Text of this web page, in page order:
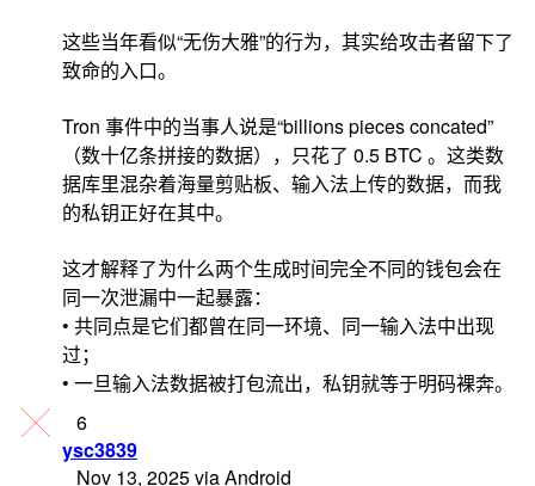
这些当年看似“无伤大雅”的行为，其实给攻击者留下了
致命的入口。
Tron 事件中的当事人说是“billions pieces concated”
（数十亿条拼接的数据），只花了 0.5 BTC 。这类数
据库里混杂着海量剪贴板、输入法上传的数据，而我
的私钥正好在其中。
这才解释了为什么两个生成时间完全不同的钱包会在
同一次泄漏中一起暴露：
• 共同点是它们都曾在同一环境、同一输入法中出现
过；
• 一旦输入法数据被打包流出，私钥就等于明码裸奔。
6
ysc3839
Nov 13, 2025 via Android